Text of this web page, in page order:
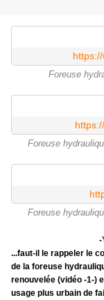
Foreuse
Foreuse
Foreuse
-
...faut-il le rappeler le
de la foreuse
renouvelée (vidéo -1-)
usage plus urbain de